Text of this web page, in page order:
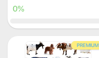
0%
PREMIUM